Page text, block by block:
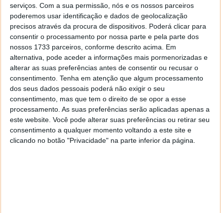
serviços. Com a sua permissão, nós e os nossos parceiros
poderemos usar identificação e dados de geolocalização
precisos através da procura de dispositivos. Poderá clicar para
consentir o processamento por nossa parte e pela parte dos
nossos 1733 parceiros, conforme descrito acima. Em
alternativa, pode aceder a informações mais pormenorizadas e
alterar as suas preferências antes de consentir ou recusar o
consentimento. Tenha em atenção que algum processamento
dos seus dados pessoais poderá não exigir o seu
consentimento, mas que tem o direito de se opor a esse
processamento. As suas preferências serão aplicadas apenas a
este website. Você pode alterar suas preferências ou retirar seu
consentimento a qualquer momento voltando a este site e
clicando no botão "Privacidade" na parte inferior da página.
Das profundezas da sua imaginação, o jogo permite
aos jogadores darem vida a uma frota de fantasias,
permitindo após o processo terminado, admirar as
nossas criações enquanto flutuam no horizonte ou
são cuidadosamente colocadas numa garrafa.
Com uma demo já disponível, já existem indícios que